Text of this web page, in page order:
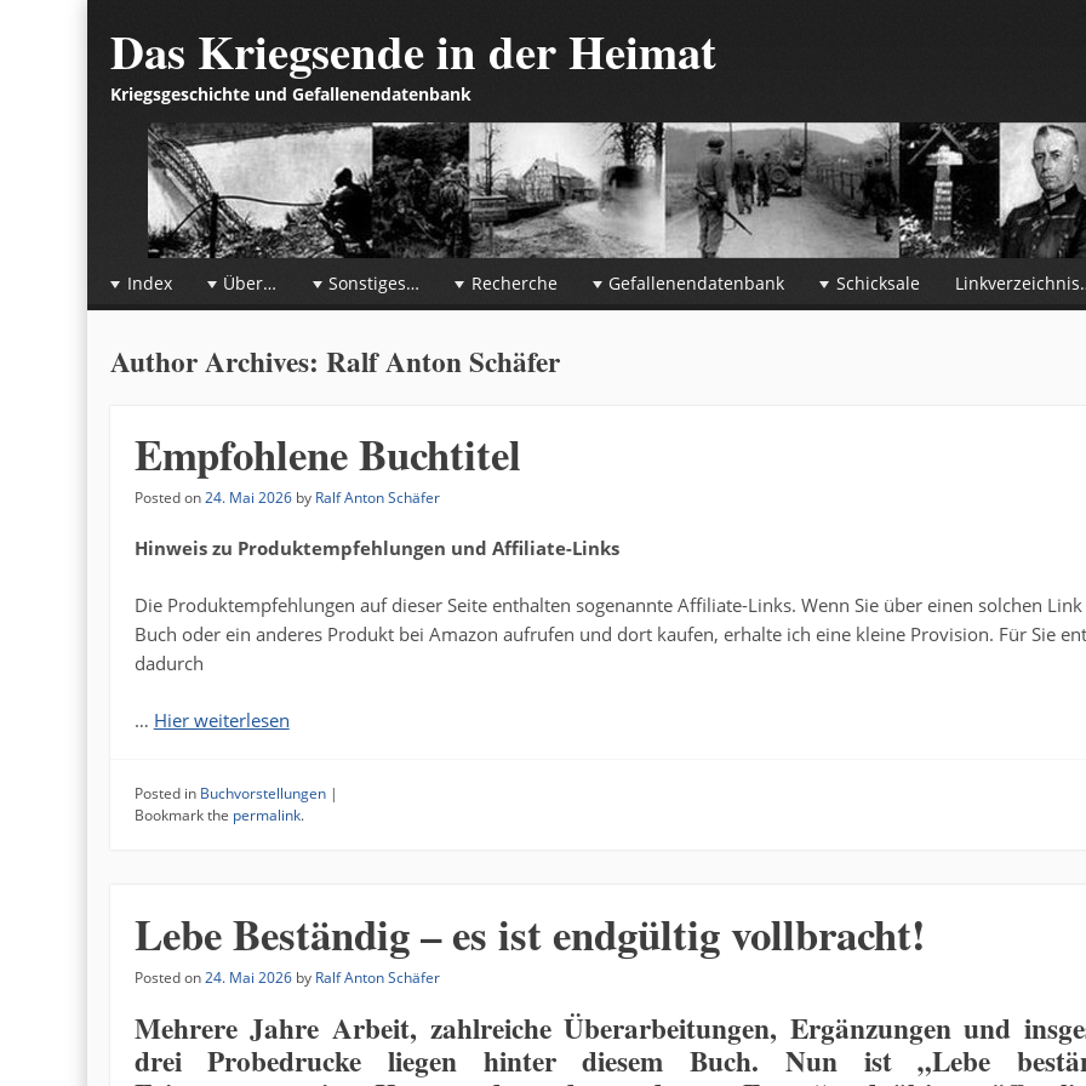
Das Kriegsende in der Heimat
Kriegsgeschichte und Gefallenendatenbank
☰Menu
Skip to content
Index Über… Sonstiges… Recherche Gefallenendatenbank Schicksale
Author Archives:Ralf Anton Schäfer
Empfohlene Buchtitel
Posted on 24. Mai 2026by Ralf Anton Schäfer
Hinweis zu Produktempfehlungen und Affiliate-Links
Die Produktempfehlungen auf dieser Seite enthalten sogenannte Affiliate-Links. Wenn Sie über einen solchen
Buch oder ein anderes Produkt bei Amazon aufrufen und dort kaufen, erhalte ich eine kleine Provision. Für Sie
dadurch
… Hier weiterlesen
Posted in Buchvorstellungen |
Bookmark the permalink.
Lebe Beständig – es ist endgültig vollbracht!
Posted on 24. Mai 2026by Ralf Anton Schäfer
Mehrere Jahre Arbeit, zahlreiche Überarbeitungen, Ergänzungen und
drei Probedrucke liegen hinter diesem Buch. Nun ist „Lebe